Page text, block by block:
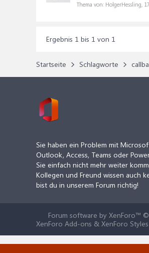
Thema von: HolgerHessling,
Ergebnis 1 bis 1 von 1
Startseite Schlagworte
Sie haben ein Problem mit
Outlook, Access, Teams oder
Sie einfach nicht mehr weiter
Kollegen und Freund wissen auch
bist du in unserem Forum richtig!
Forum software by XenForo™ ©
XenForo Add-ons & XenForo